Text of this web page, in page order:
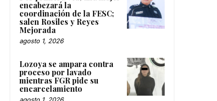
encabezará la
coordinación de la FESC;
salen Rosiles y Reyes
Mejorada
agosto 1, 2026
Lozoya se ampara contra
proceso por lavado
mientras FGR pide su
encarcelamiento
agosto 1, 2026